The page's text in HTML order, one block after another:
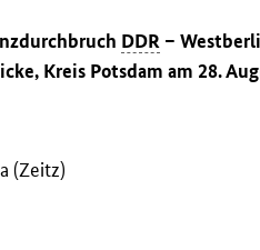
DDR –
Kreis Potsdam am 28.
(Zeitz)